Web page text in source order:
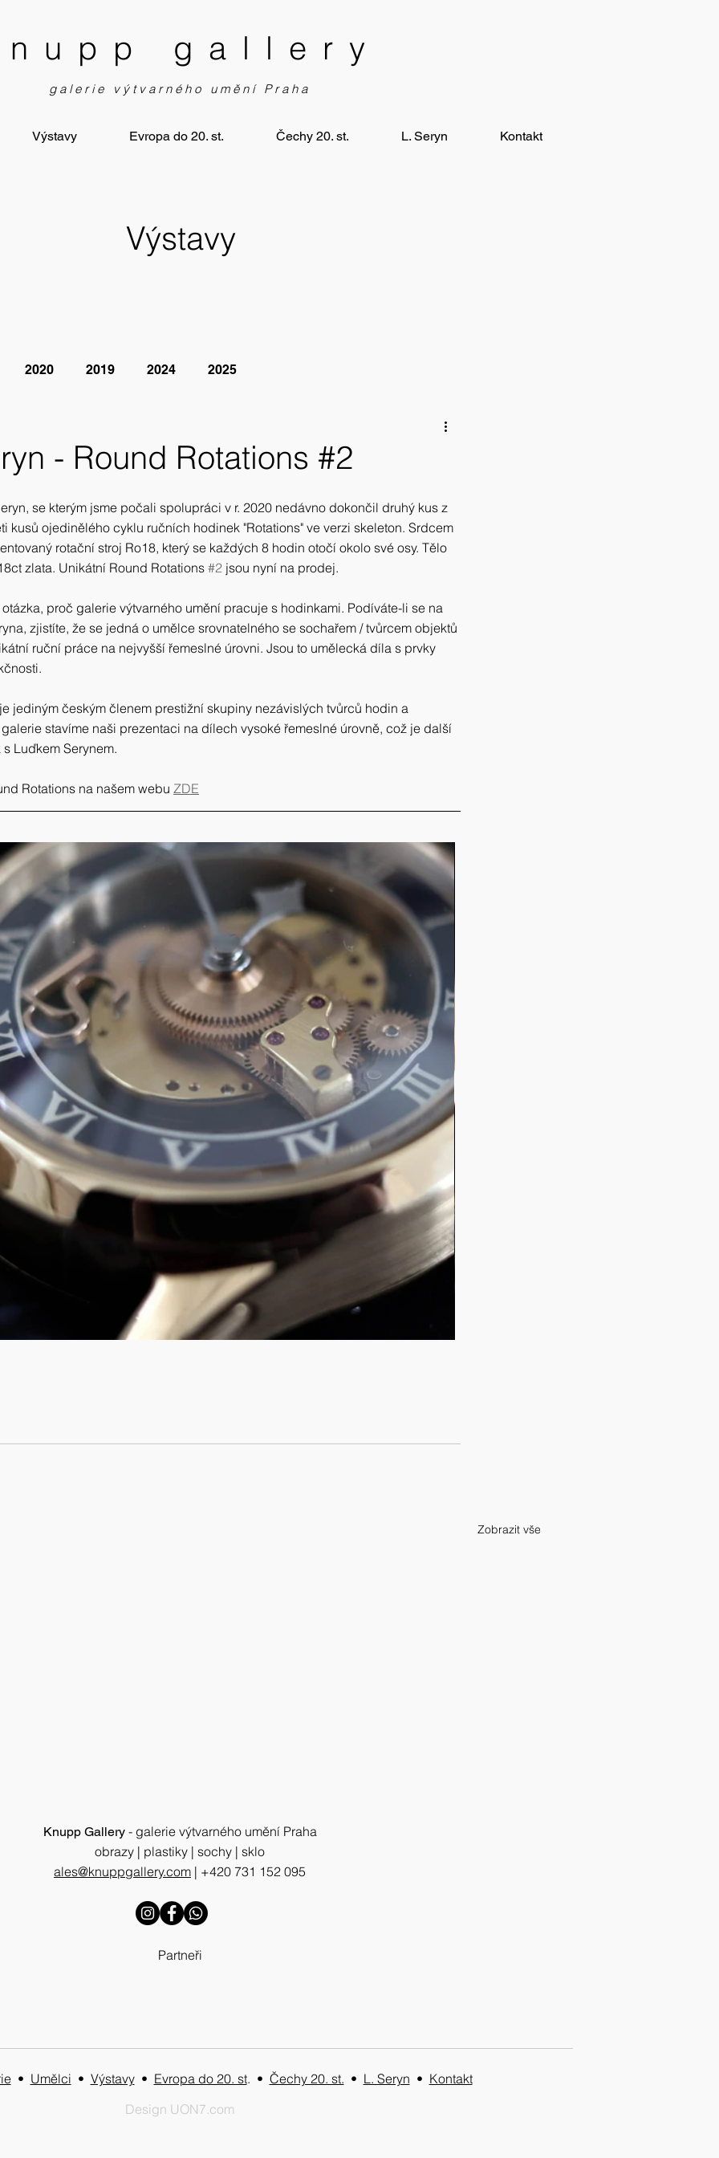
gallery
galerie výtvarného umění Praha
Výstavy Evropa do 20. st. Čechy 20. st. L. Seryn Kontakt
Výstavy
2020 2019 2024 2025
- Round Rotations #2
se kterým jsme počali spolupráci v r. 2020 nedávno dokončil druhý kus z
kusů ojedinělého cyklu ručních hodinek "Rotations" ve verzi skeleton. Srdcem
rotační stroj Ro18, který se každých 8 hodin otočí okolo své osy. Tělo
zlata. Unikátní Round Rotations #2 jsou nyní na prodej.
proč galerie výtvarného umění pracuje s hodinkami. Podíváte-li se na
zjistíte, že se jedná o umělce srovnatelného se sochařem / tvůrcem objektů
ruční práce na nejvyšší řemeslné úrovni. Jsou to umělecká díla s prvky
jediným českým členem prestižní skupiny nezávislých tvůrců hodin a
stavíme naši prezentaci na dílech vysoké řemeslné úrovně, což je další
Luďkem Serynem.
Rotations na našem webu ZDE
Zobrazit vše
František Kupka a česká
Knupp Gallery- galerie výtvarného umění Praha
obrazy | plastiky | sochy | sklo
ales@knuppgallery.com | +420 731 152 095
Partneři
• Umělci • Výstavy• Evropa do 20. st. • Čechy 20. st. • L. Seryn • Kontakt
Design UON7.com